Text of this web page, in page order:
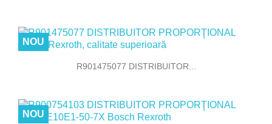
R901475077 DISTRIBUITOR...
NOU
NOU